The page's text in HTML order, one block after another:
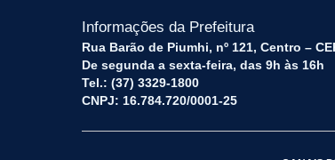
Informações da Prefeitura
Rua Barão de Piumhi, nº 121, Centro –
De segunda a sexta-feira, das 9h às 16h
Tel.: (37) 3329-1800
CNPJ: 16.784.720/0001-25